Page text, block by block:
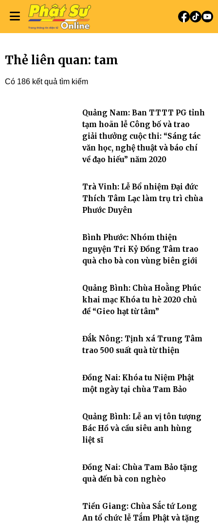
Thẻ liên quan: tam
Có 186 kết quả tìm kiếm
Quảng Nam: Ban TTTT PG tỉnh
tạm hoãn lễ Công bố và trao
giải thưởng cuộc thi: “Sáng tác
văn học, nghệ thuật và báo chí
về đạo hiếu” năm 2020
Trà Vinh: Lễ Bổ nhiệm Đại đức
Thích Tâm Lạc làm trụ trì chùa
Phước Duyên
Bình Phước: Nhóm thiện
nguyện Tri Kỷ Đồng Tâm trao
quà cho bà con vùng biên giới
Quảng Bình: Chùa Hoằng Phúc
khai mạc Khóa tu hè 2020 chủ
đề “Gieo hạt từ tâm”
Đắk Nông: Tịnh xá Trung Tâm
trao 500 suất quà từ thiện
Đồng Nai: Khóa tu Niệm Phật
một ngày tại chùa Tam Bảo
Quảng Bình: Lễ an vị tôn tượng
Bác Hồ và cầu siêu anh hùng
liệt sĩ
Đồng Nai: Chùa Tam Bảo tặng
quà đến bà con nghèo
Tiền Giang: Chùa Sắc tứ Long
An tổ chức lễ Tắm Phật và tặng